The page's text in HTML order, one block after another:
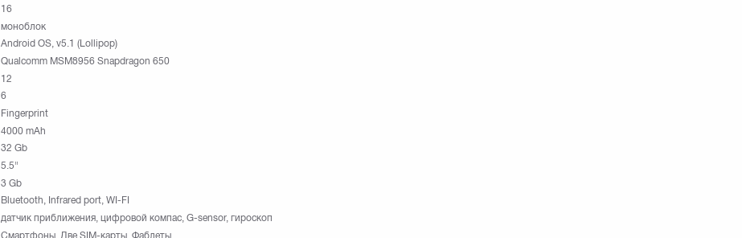
16
моноблок
Android OS, v5.1 (Lollipop)
Qualcomm MSM8956 Snapdragon 650
12
6
Fingerprint
4000 mAh
32 Gb
5.5"
3 Gb
Bluetooth, Infrared port, WI-FI
датчик приближения, цифровой компас, G-sensor, гироскоп
Смартфоны, Две SIM-карты, Фаблеты